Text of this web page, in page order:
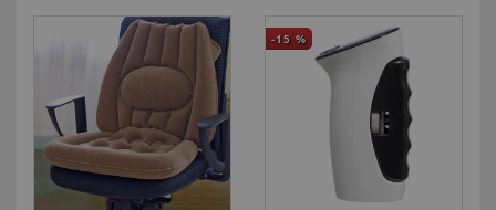
-15 %